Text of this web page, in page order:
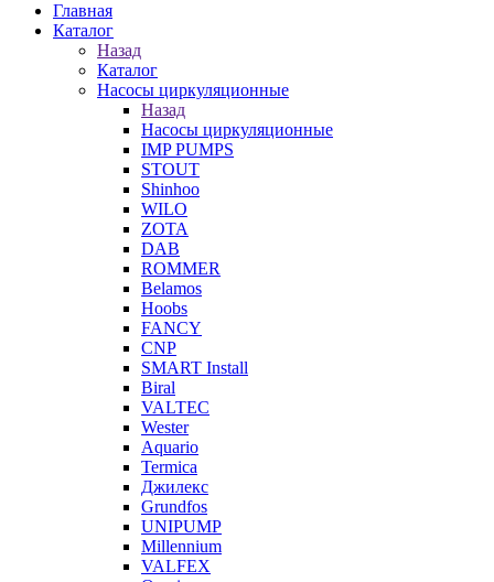
Главная
Каталог
Назад
Каталог
Насосы циркуляционные
Назад
Насосы циркуляционные
IMP PUMPS
STOUT
Shinhoo
WILO
ZOTA
DAB
ROMMER
Belamos
Hoobs
FANCY
CNP
SMART Install
Biral
VALTEC
Wester
Aquario
Termica
Джилекс
Grundfos
UNIPUMP
Millennium
VALFEX